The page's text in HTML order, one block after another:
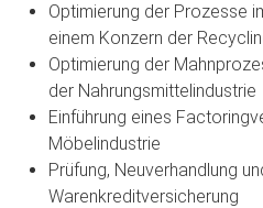
Optimierung der Prozesse
einem Konzern der
Optimierung der
der Nahrungsmittelindustrie
Einführung eines
Möbelindustrie
Prüfung, Neuverhandlung
Warenkreditversicherung